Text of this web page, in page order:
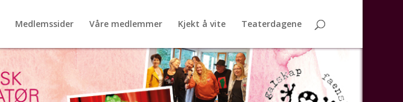
Medlemssider Våre medlemmer Kjekt å vite Teaterdagene